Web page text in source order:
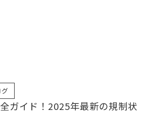
ガイド！2025年最新の規制状